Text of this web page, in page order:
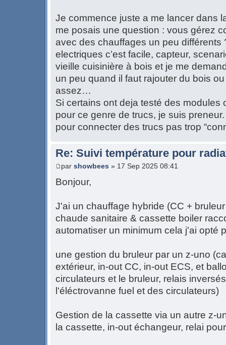
Je commence juste a me lancer dans
me posais une question : vous gérez
avec des chauffages un peu différents
electriques c’est facile, capteur,
vieille cuisinière à bois et je me
un peu quand il faut rajouter du bois
assez…
Si certains ont deja testé des modules
pour ce genre de trucs, je suis
pour connecter des trucs pas trop
Re: Suivi température pour
par showbees » 17 Sep 2025 08:41
Bonjour,
J'ai un chauffage hybride (CC +
chaude sanitaire & cassette boiler
automatiser un minimum cela j'ai opté
une gestion du bruleur par un z-uno
extérieur, in-out CC, in-out ECS, et
circulateurs et le bruleur, relais
l'éléctrovanne fuel et des circulateurs)
Gestion de la cassette via un autre z-
la cassette, in-out échangeur, relai